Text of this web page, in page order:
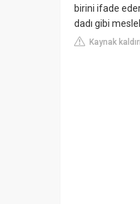
birini ifade
dadı gibi
Kaynak